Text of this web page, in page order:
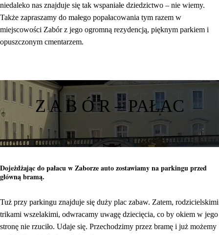
niedaleko nas znajduje się tak wspaniałe dziedzictwo – nie wiemy.
Także zapraszamy do małego popałacowania tym razem w
miejscowości Zabór z jego ogromną rezydencją, pięknym parkiem i
opuszczonym cmentarzem.
Z A B Ó R – PAŁAC
Dojeżdżając do pałacu w Zaborze auto zostawiamy na parkingu przed
główną bramą.
Tuż przy parkingu znajduje się duży plac zabaw. Zatem, rodzicielskimi
trikami wszelakimi, odwracamy uwagę dziecięcia, co by okiem w jego
stronę nie rzuciło. Udaje się. Przechodzimy przez bramę i już możemy